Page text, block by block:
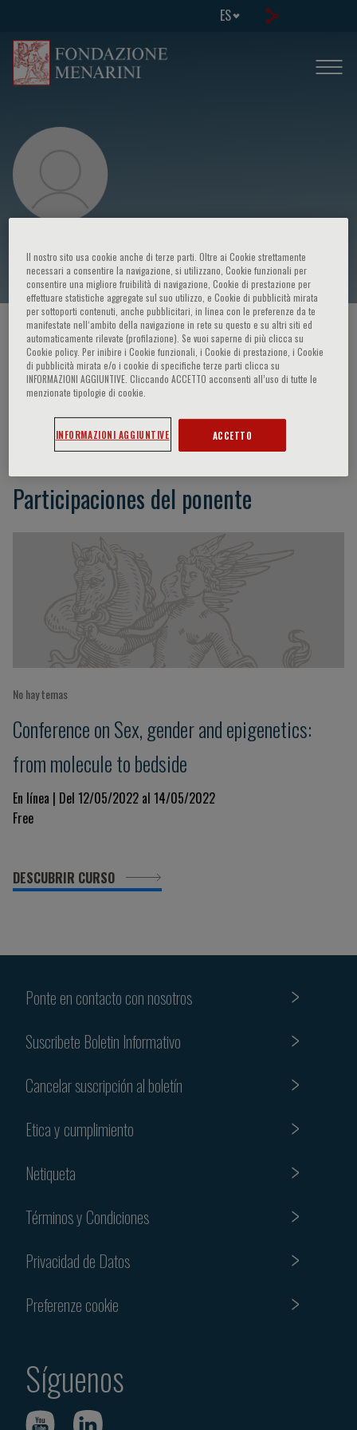
ES
Anreiter Ina
HOME PAGE / CURSOS Y EVENTOS / ORADOR
Anreiter Ina
Participaciones del ponente
No hay temas
Conference on Sex, gender and epigenetics:
from molecule to bedside
En línea | Del 12/05/2022 al 14/05/2022
Free
DESCUBRIR CURSO
Ponte en contacto con nosotros
Suscribete Boletin Informativo
Cancelar suscripción al boletín
Etica y cumplimiento
Netiqueta
Términos y Condiciones
Privacidad de Datos
Preferenze cookie
Síguenos
Il nostro sito usa cookie anche di terze parti. Oltre ai Cookie strettamente
necessari a consentire la navigazione, si utilizzano, Cookie funzionali per
consentire una migliore fruibilità di navigazione, Cookie di prestazione per
effettuare statistiche aggregate sul suo utilizzo, e Cookie di pubblicità mirata
per sottoporti contenuti, anche pubblicitari, in linea con le preferenze da te
manifestate nell‘ambito della navigazione in rete su questo e su altri siti ed
automaticamente rilevate (profilazione). Se vuoi saperne di più clicca su
Cookie policy. Per inibire i Cookie funzionali, i Cookie di prestazione, i Cookie
di pubblicità mirata e/o i cookie di specifiche terze parti clicca su
INFORMAZIONI AGGIUNTIVE. Cliccando ACCETTO acconsenti all’uso di tutte le
menzionate tipologie di cookie.
INFORMAZIONI AGGIUNTIVE ACCETTO